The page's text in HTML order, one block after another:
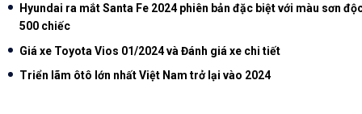
Hyundai ra mắt Santa Fe 2024 phiên bản đặc biệt với màu sơn
500 chiếc
Giá xe Toyota Vios 01/2024 và Đánh giá xe chi tiết
Triển lãm ôtô lớn nhất Việt Nam trở lại vào 2024